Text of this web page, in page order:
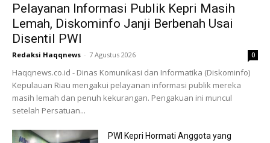
Pelayanan Informasi Publik Kepri Masih
Lemah, Diskominfo Janji Berbenah Usai
Disentil PWI
Redaksi Haqqnews - 7 Agustus 2026 0
Haqqnews.co.id - Dinas Komunikasi dan Informatika (Diskominfo)
Kepulauan Riau mengakui pelayanan informasi publik mereka
masih lemah dan penuh kekurangan. Pengakuan ini muncul
setelah Persatuan...
PWI Kepri Hormati Anggota yang